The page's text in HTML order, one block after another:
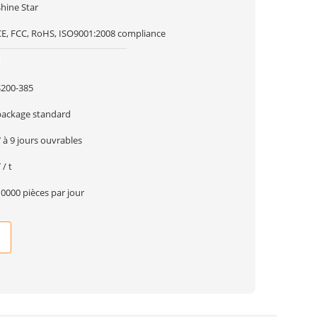
Star
FCC, RoHS, ISO9001:2008 compliance
385
standard
à 9 jours ouvrables
/ t
pièces par jour